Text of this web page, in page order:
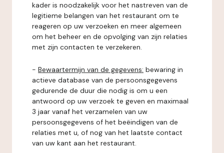
kader is noodzakelijk voor het nastreven van de
legitieme belangen van het restaurant om te
reageren op uw verzoeken en meer algemeen
om het beheer en de opvolging van zijn relaties
met zijn contacten te verzekeren.
- Bewaartermijn van de gegevens: bewaring in
actieve database van de persoonsgegevens
gedurende de duur die nodig is om u een
antwoord op uw verzoek te geven en maximaal
3 jaar vanaf het verzamelen van uw
persoonsgegevens of het beëindigen van de
relaties met u, of nog van het laatste contact
van uw kant aan het restaurant.